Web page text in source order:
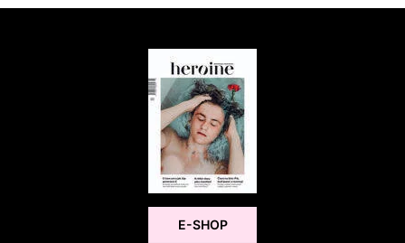
E-SHOP